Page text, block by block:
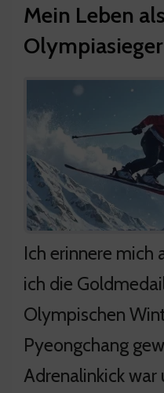
Mein Leben
Olympiasieger
Ich erinnere mich
ich die
Olympischen
Pyeongchang
Adrenalinkick